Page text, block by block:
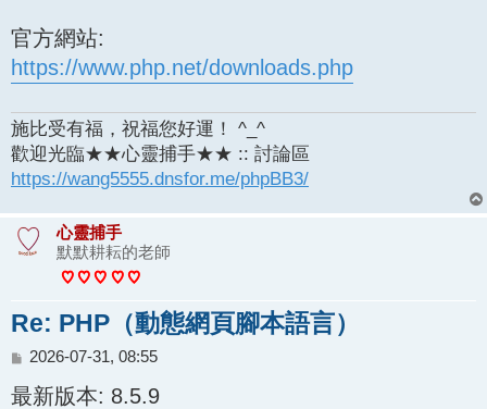
官方網站:
https://www.php.net/downloads.php
施比受有福，祝福您好運！ ^_^
歡迎光臨★★心靈捕手★★ :: 討論區
https://wang5555.dnsfor.me/phpBB3/
心靈捕手
默默耕耘的老師
Re: PHP（動態網頁腳本語言）
文
2026-07-31, 08:55
最新版本: 8.5.9